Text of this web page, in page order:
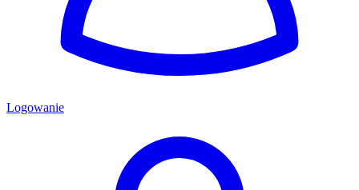
Logowanie